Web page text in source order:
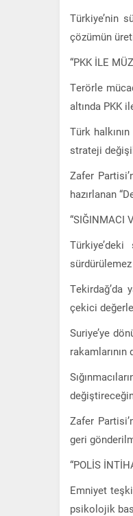
Türkiye’nin
çözümün
“PKK İLE
Terörle
altında PKK
Türk
strateji
Zafer
hazırlanan
“SIĞINMACI
Tekirdağ’da
çekici
Suriye’ye
Zafer
geri
“POLİS
Emniyet
psikolojik